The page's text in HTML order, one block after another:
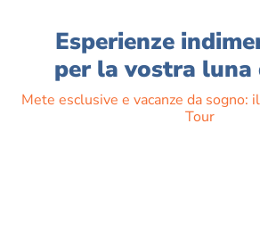
Esperienze
per la vostra luna
Mete esclusive e vacanze da sogno:
Tour